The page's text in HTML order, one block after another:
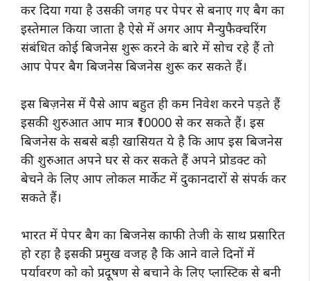
कर दिया गया है उसकी जगह पर पेपर से बनाए गए बैग का
इस्तेमाल किया जाता है ऐसे में अगर आप मैन्युफैक्चरिंग
संबंधित कोई बिजनेस शुरू करने के बारे में सोच रहे हैं तो
आप पेपर बैग बिजनेस बिजनेस शुरू कर सकते हैं।
इस बिज़नेस में पैसे आप बहुत ही कम निवेश करने पड़ते हैं
इसकी शुरुआत आप मात्र ₹10000 से कर सकते हैं। इस
बिजनेस के सबसे बड़ी खासियत ये है कि आप इस बिजनेस
की शुरुआत अपने घर से कर सकते हैं अपने प्रोडक्ट को
बेचने के लिए आप लोकल मार्केट में दुकानदारों से संपर्क कर
सकते हैं।
भारत में पेपर बैग का बिजनेस काफी तेजी के साथ प्रसारित
हो रहा है इसकी प्रमुख वजह है कि आने वाले दिनों में
पर्यावरण को को प्रदूषण से बचाने के लिए प्लास्टिक से बनी